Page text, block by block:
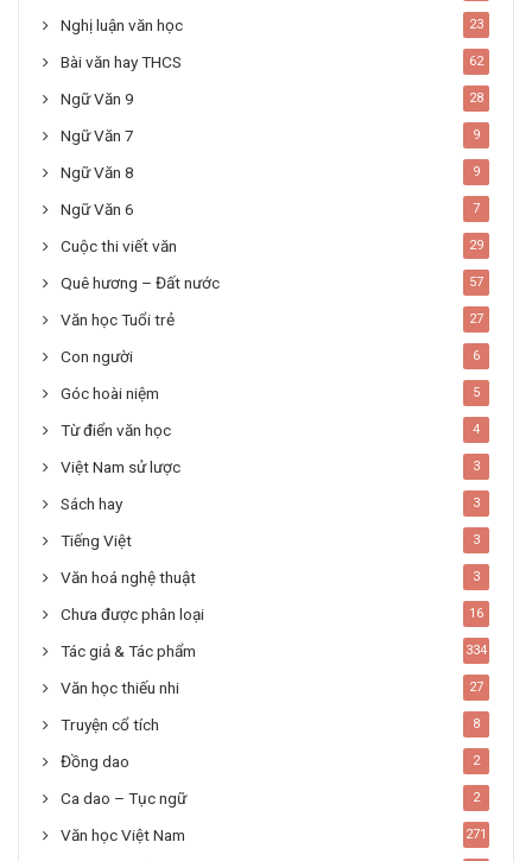
Nghị luận văn học 23
Bài văn hay THCS 62
Ngữ Văn 9 28
Ngữ Văn 7 9
Ngữ Văn 8 9
Ngữ Văn 6 7
Cuộc thi viết văn 29
Quê hương – Đất nước 57
Văn học Tuổi trẻ 27
Con người 6
Góc hoài niệm 5
Từ điển văn học 4
Việt Nam sử lược 3
Sách hay 3
Tiếng Việt 3
Văn hoá nghệ thuật 3
Chưa được phân loại 16
Tác giả & Tác phẩm 334
Văn học thiếu nhi 27
Truyện cổ tích 8
Đồng dao 2
Ca dao – Tục ngữ 2
Văn học Việt Nam 271